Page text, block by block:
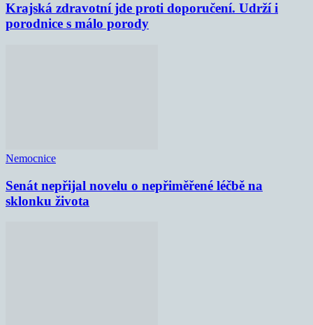
Krajská zdravotní jde proti doporučení. Udrží i
porodnice s málo porody
Nemocnice
Senát nepřijal novelu o nepřiměřené léčbě na
sklonku života